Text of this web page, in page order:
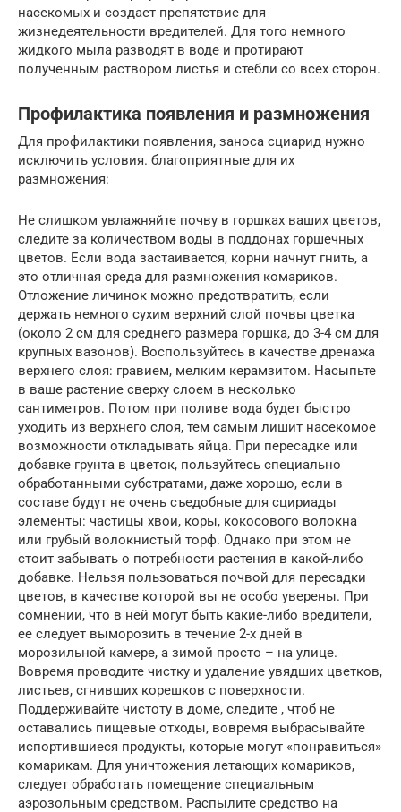
насекомых и создает препятствие для
жизнедеятельности вредителей. Для того немного
жидкого мыла разводят в воде и протирают
полученным раствором листья и стебли со всех сторон.
Профилактика появления и размножения
Для профилактики появления, заноса сциарид нужно
исключить условия. благоприятные для их
размножения:
Не слишком увлажняйте почву в горшках ваших цветов,
следите за количеством воды в поддонах горшечных
цветов. Если вода застаивается, корни начнут гнить, а
это отличная среда для размножения комариков.
Отложение личинок можно предотвратить, если
держать немного сухим верхний слой почвы цветка
(около 2 см для среднего размера горшка, до 3-4 см для
крупных вазонов). Воспользуйтесь в качестве дренажа
верхнего слоя: гравием, мелким керамзитом. Насыпьте
в ваше растение сверху слоем в несколько
сантиметров. Потом при поливе вода будет быстро
уходить из верхнего слоя, тем самым лишит насекомое
возможности откладывать яйца. При пересадке или
добавке грунта в цветок, пользуйтесь специально
обработанными субстратами, даже хорошо, если в
составе будут не очень съедобные для сцириады
элементы: частицы хвои, коры, кокосового волокна
или грубый волокнистый торф. Однако при этом не
стоит забывать о потребности растения в какой-либо
добавке. Нельзя пользоваться почвой для пересадки
цветов, в качестве которой вы не особо уверены. При
сомнении, что в ней могут быть какие-либо вредители,
ее следует выморозить в течение 2-х дней в
морозильной камере, а зимой просто – на улице.
Вовремя проводите чистку и удаление увядших цветков,
листьев, сгнивших корешков с поверхности.
Поддерживайте чистоту в доме, следите , чтоб не
оставались пищевые отходы, вовремя выбрасывайте
испортившиеся продукты, которые могут «понравиться»
комарикам. Для уничтожения летающих комариков,
следует обработать помещение специальным
аэрозольным средством. Распылите средство на